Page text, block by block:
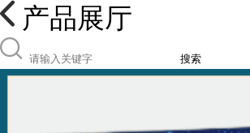
产品展厅
搜索